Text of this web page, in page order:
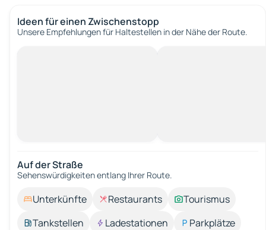
Ideen für einen Zwischenstopp
Unsere Empfehlungen für Haltestellen in der Nähe der Route.
Auf der Straße
Sehenswürdigkeiten entlang Ihrer Route.
Unterkünfte Restaurants
Tourismus
Tankstellen
Ladestationen
Parkplätze